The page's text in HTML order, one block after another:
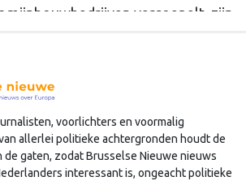
mijnbouwbedrijven versoepelt, zijn
voorlichters en voormalig
allerlei politieke achtergronden houdt de
de gaten, zodat Brusselse Nieuwe nieuws
interessant is, ongeacht politieke